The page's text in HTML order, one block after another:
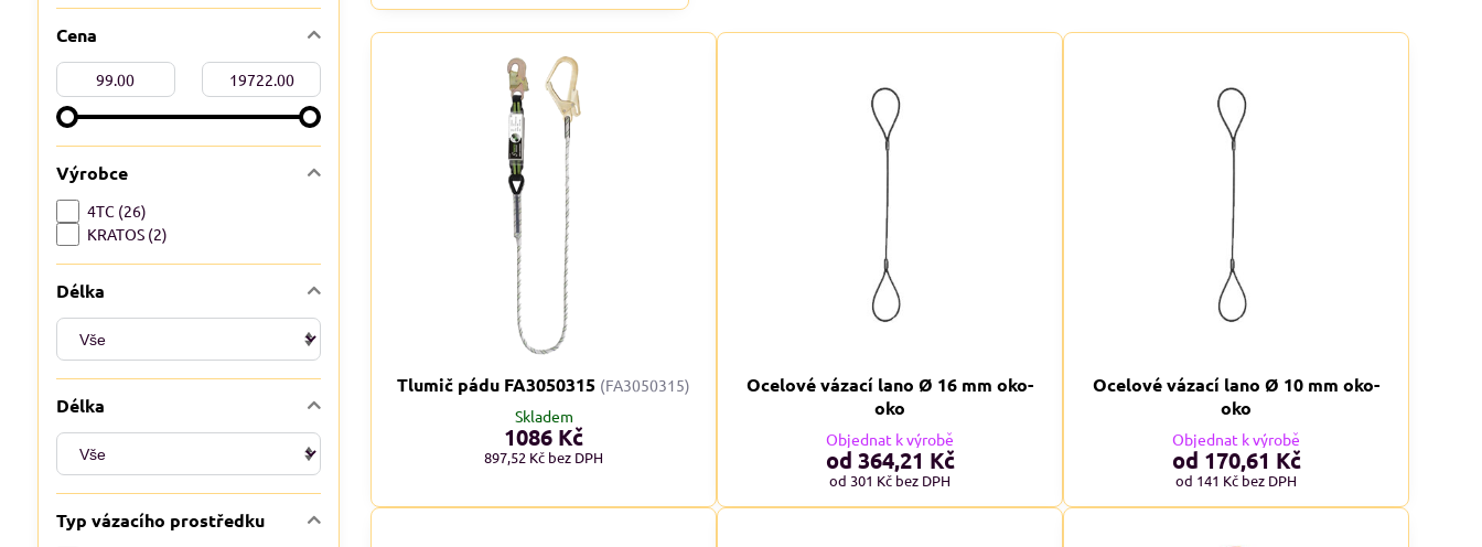
Tlumič pádu FA3050315 (FA3050315)
Skladem
1086 Kč
897,52 Kč bez DPH
Ocelové vázací lano Ø 16 mm oko-
oko
Objednat k výrobě
od 364,21 Kč
od 301 Kč bez DPH
Ocelové vázací lano Ø 10 mm oko-
oko
Objednat k výrobě
od 170,61 Kč
od 141 Kč bez DPH
Cena
Od: Do:
Výrobce
4TC (26)
KRATOS (2)
Délka
Délka
Typ vázacího prostředku